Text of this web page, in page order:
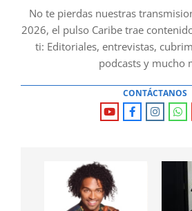
No te pierdas nuestras
2026, el pulso Caribe trae
ti: Editoriales, entrevistas,
podcasts y mucho
CONTÁCTANOS